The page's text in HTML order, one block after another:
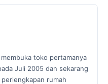
membuka toko pertamanya
Juli 2005 dan sekarang
rumah